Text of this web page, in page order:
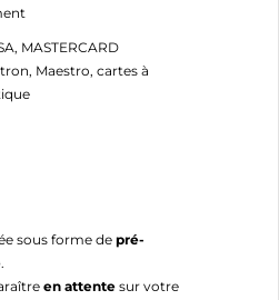
MASTERCARD
Maestro, cartes à
sous forme de pré-
.
en attente sur votre